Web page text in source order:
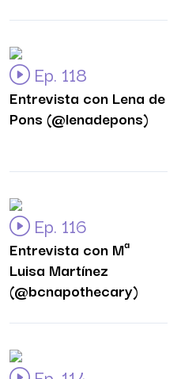
Ep. 118
Entrevista con Lena de
Pons (@lenadepons)
Ep. 116
Entrevista con Mª
Luisa Martínez
(@bcnapothecary)